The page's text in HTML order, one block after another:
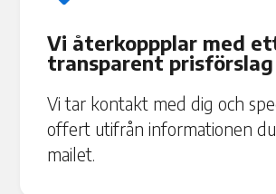
Vi återkoppplar med
transparent prisförslag
Vi tar kontakt med dig och
offert utifrån informationen
mailet.